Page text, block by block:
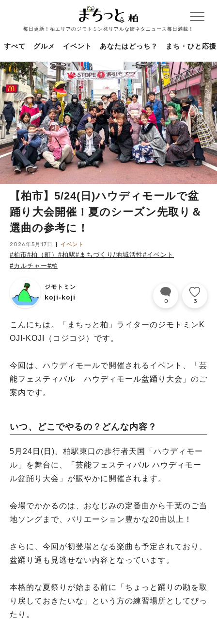
毎日更新！柏エリアのジモトミン発リアルな街ネタニュース毎日満載！
すべて グルメ イベント あなたはどっち？ まち・ひと応援
【柏市】5/24(日)ハウディモールで盆
踊り大会開催！夏のシーズン先取り＆
選曲の参考に！
2026年5月17日 イベント
#柏市#柏（町） #柏駅#まちづくり/地域活性#イベント
#カルチャー#柏
ジモトミン
koji-koji 0 3
こんにちは。「まちっと柏」ライターのジモトミンK
OJI-KOJI（コジコジ）です。
今回は、ハウディモールで開催されるイベント、「芸
能フェスティバル ハウディモール盆踊り大会」のご
案内です。
いつ、どこでやるの？どんな内容？
5月24日(日)、柏駅東口の歩行者天国「ハウディモー
ル」を舞台に、「芸能フェスティバル ハウディモー
ル盆踊り大会」が賑やかに開催されます。
会場でかかるのは、おなじみの定番曲から千葉のご当
地ソングまで、バリエーション豊かな20曲以上！
さらに、今回が初登場となる楽曲も予定されており、
盆踊り通も見逃せない内容となっています。
本格的な夏祭りが始まる前に「ちょっと踊りの勘を取
り戻しておきたいな」という方の練習場所としてぴっ
たり。